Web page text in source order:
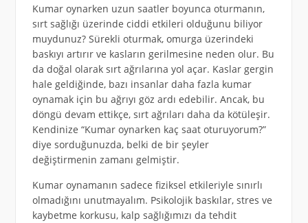
Kumar oynarken uzun saatler boyunca oturmanın,
sırt sağlığı üzerinde ciddi etkileri olduğunu biliyor
muydunuz? Sürekli oturmak, omurga üzerindeki
baskıyı artırır ve kasların gerilmesine neden olur. Bu
da doğal olarak sırt ağrılarına yol açar. Kaslar gergin
hale geldiğinde, bazı insanlar daha fazla kumar
oynamak için bu ağrıyı göz ardı edebilir. Ancak, bu
döngü devam ettikçe, sırt ağrıları daha da kötüleşir.
Kendinize “Kumar oynarken kaç saat oturuyorum?”
diye sorduğunuzda, belki de bir şeyler
değiştirmenin zamanı gelmiştir.
Kumar oynamanın sadece fiziksel etkileriyle sınırlı
olmadığını unutmayalım. Psikolojik baskılar, stres ve
kaybetme korkusu, kalp sağlığımızı da tehdit